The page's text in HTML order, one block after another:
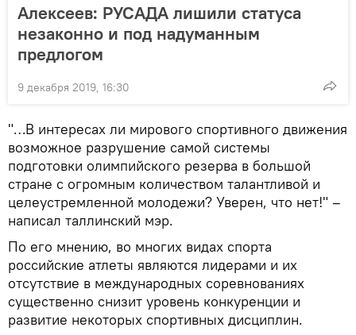
Алексеев: РУСАДА лишили статуса
незаконно и под надуманным
предлогом
9 декабря 2019, 16:30
"…В интересах ли мирового спортивного движения
возможное разрушение самой системы
подготовки олимпийского резерва в большой
стране с огромным количеством талантливой и
целеустремленной молодежи? Уверен, что нет!" –
написал таллинский мэр.
По его мнению, во многих видах спорта
российские атлеты являются лидерами и их
отсутствие в международных соревнованиях
существенно снизит уровень конкуренции и
развитие некоторых спортивных дисциплин.